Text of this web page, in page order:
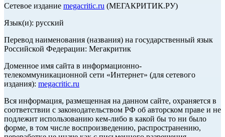
Сетевое издание megacritic.ru (МЕГАКРИТИК.РУ)
Язык(и): русский
Перевод наименования (названия) на государственный язык
Российской Федерации: Мегакритик
Доменное имя сайта в информационно-
телекоммуникационной сети «Интернет» (для сетевого
издания): megacritic.ru
Вся информация, размещенная на данном сайте, охраняется в
соответствии с законодательством РФ об авторском праве и не
подлежит использованию кем-либо в какой бы то ни было
форме, в том числе воспроизведению, распространению,